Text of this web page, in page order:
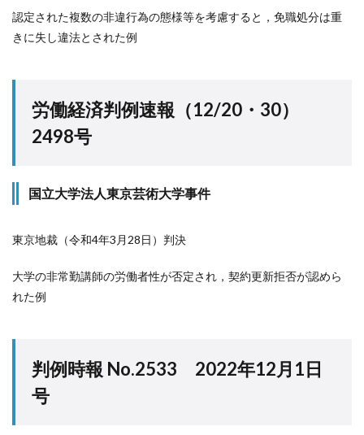
認定された複数の非違行為の態様等を考慮すると，免職処分は重
きに失し違法とされた例
労働経済判例速報（12/20・30）
2498号
国立大学法人東京芸術大学事件
東京地裁（令和4年3月28日）判決
大学の非常勤講師の労働者性が否定され，契約更新拒否が認めら
れた例
判例時報 No.2533 2022年12月1日
号